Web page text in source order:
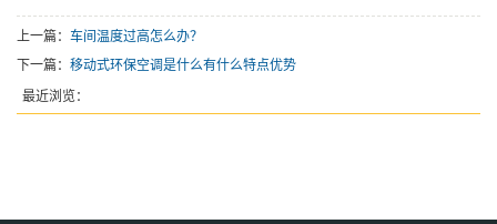
上一篇： 车间温度过高怎么办？
下一篇： 移动式环保空调是什么有什么特点优势
最近浏览：